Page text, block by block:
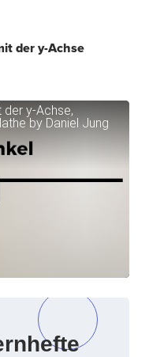
der y-Achse
der y-Achse,
by Daniel Jung